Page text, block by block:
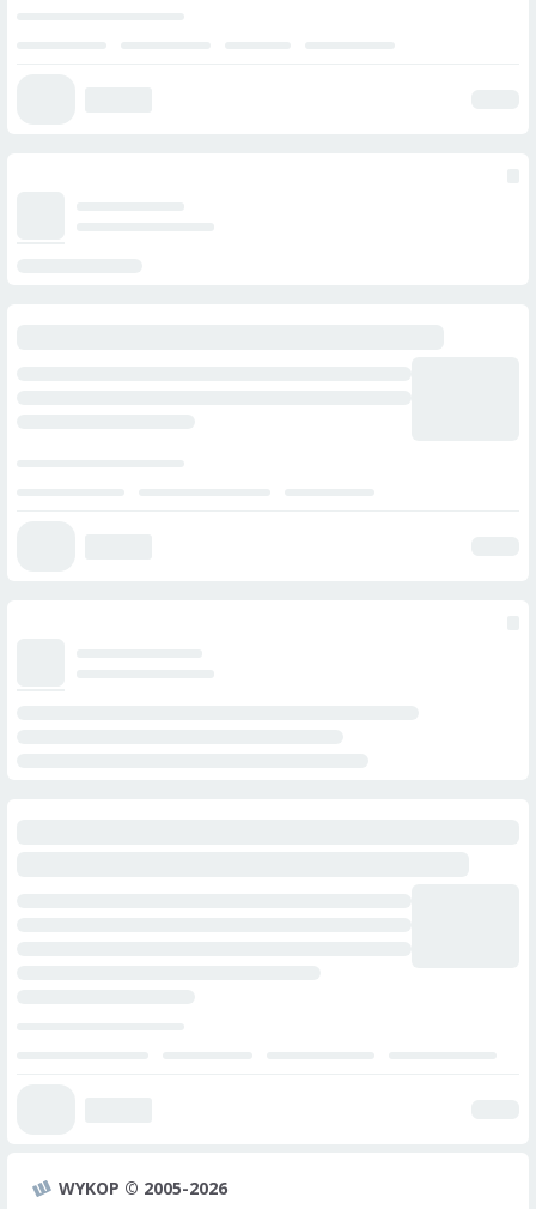
WYKOP © 2005-2026